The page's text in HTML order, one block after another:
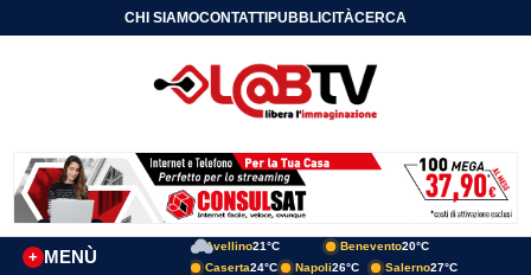
CHI SIAMOCONTATTIPUBBLICITÀCERCA
MENÙ
+
Avellino21°C Benevento20°C
Caserta24°C Napoli26°C Salerno27°C